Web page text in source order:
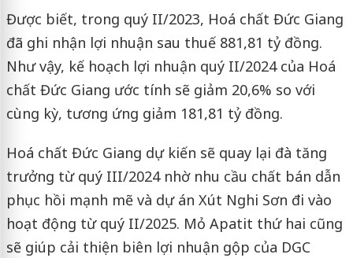
Được biết, trong quý II/2023, Hoá chất Đức Giang
đã ghi nhận lợi nhuận sau thuế 881,81 tỷ đồng.
Như vậy, kế hoạch lợi nhuận quý II/2024 của Hoá
chất Đức Giang ước tính sẽ giảm 20,6% so với
cùng kỳ, tương ứng giảm 181,81 tỷ đồng.
Hoá chất Đức Giang dự kiến sẽ quay lại đà tăng
trưởng từ quý III/2024 nhờ nhu cầu chất bán dẫn
phục hồi mạnh mẽ và dự án Xút Nghi Sơn đi vào
hoạt động từ quý II/2025. Mỏ Apatit thứ hai cũng
sẽ giúp cải thiện biên lợi nhuận gộp của DGC